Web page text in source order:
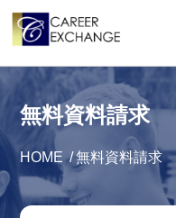
+ 国から選ぶ
+ 目的から選ぶ
求人検索
参加者体験談
無料資料請求
HOME /無料資料請求